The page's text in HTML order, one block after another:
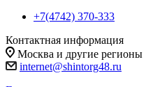
+7(4742) 370-333
Контактная информация
Москва и другие регионы
internet@shintorg48.ru